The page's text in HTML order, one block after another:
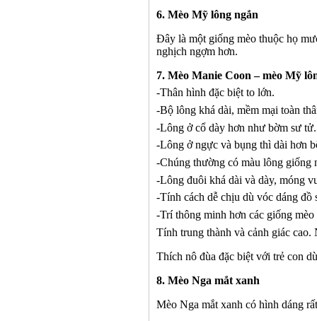
6. Mèo Mỹ lông ngắn
Đây là một giống mèo thuộc họ
nghịch ngợm hơn.
7. Mèo Manie Coon – mèo Mỹ
-Thân hình đặc biệt to lớn.
-Bộ lông khá dài, mềm mại toàn
-Lông ở cổ dày hơn như bờm sư tử.
-Lông ở ngực và bụng thì dài hơn
-Chúng thường có màu lông
-Lông đuôi khá dài và dày, móng
-Tính cách dễ chịu dù vóc dáng đồ
-Trí thông minh hơn các giống mèo
Tính trung thành và cảnh giác
Thích nô đùa đặc biệt với trẻ con
8. Mèo Nga mắt xanh
Mèo Nga mắt xanh có hình dáng